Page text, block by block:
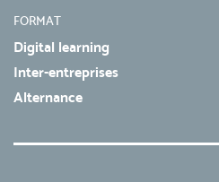
FORMAT
Digital learning
Inter-entreprises
Alternance